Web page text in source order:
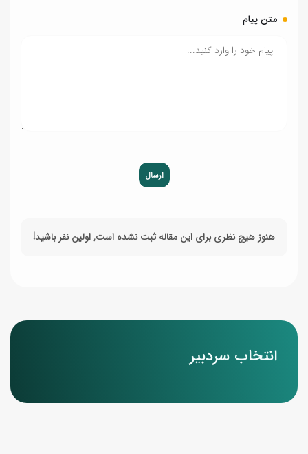
متن پیام
ارسال
هنوز هیچ نظری برای این مقاله ثبت نشده است, اولین نفر باشید!
انتخاب سردبیر